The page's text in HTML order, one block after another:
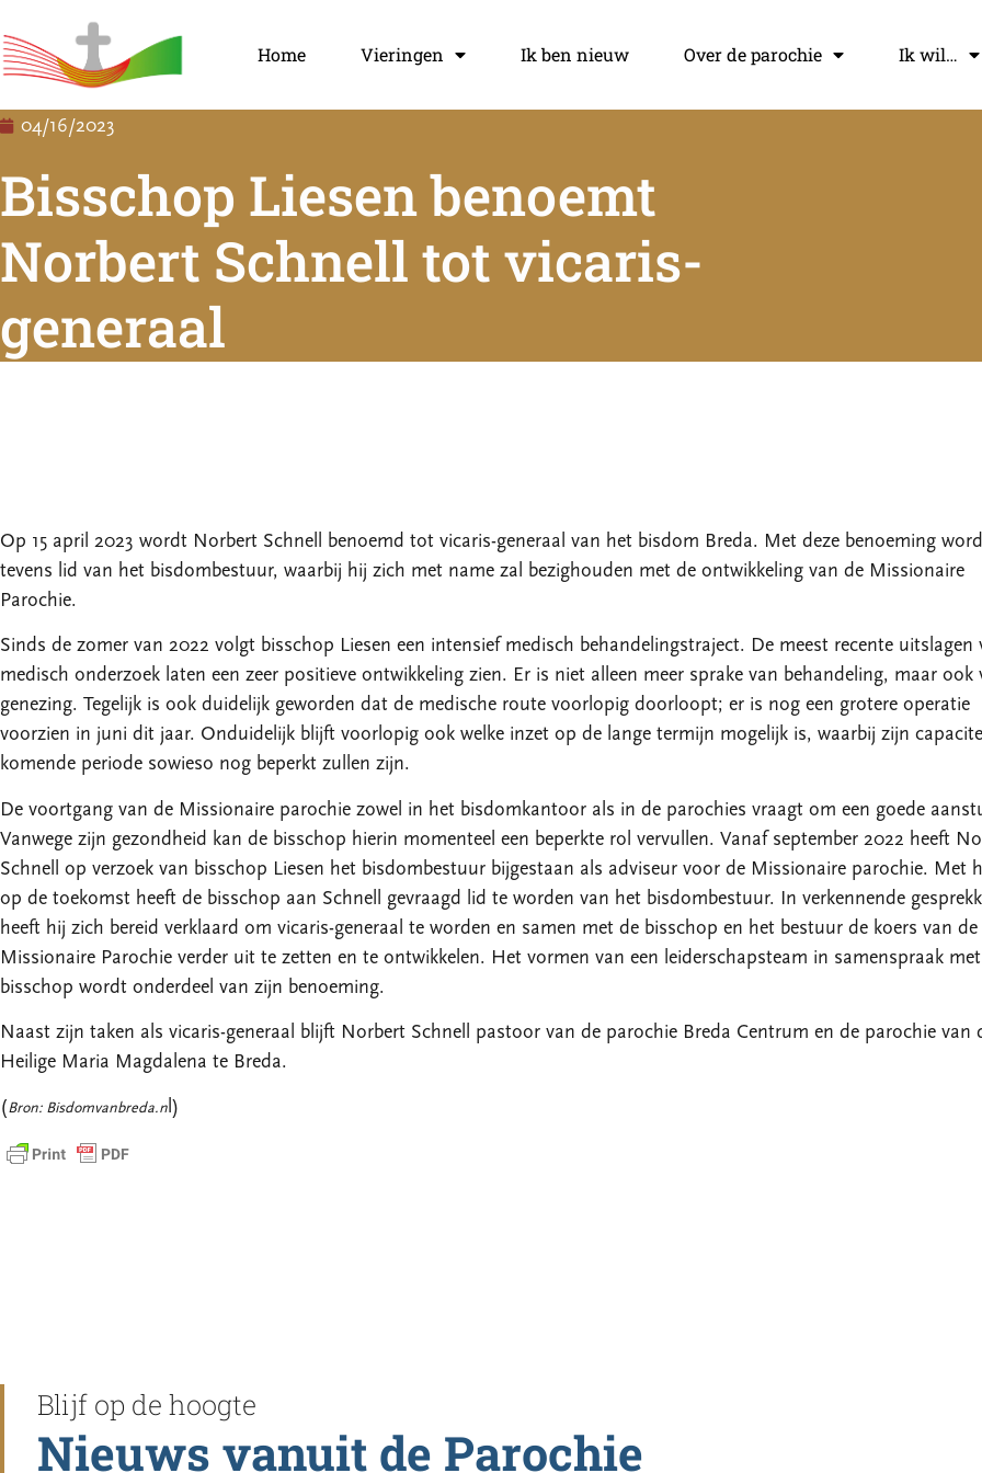
Home Vieringen Ik ben nieuw Over de parochie Ik wil…
04/16/2023
Bisschop Liesen benoemt
Norbert Schnell tot vicaris-
generaal
Op 15 april 2023 wordt Norbert Schnell benoemd tot vicaris-generaal van het bisdom Breda. Met deze benoeming
tevens lid van het bisdombestuur, waarbij hij zich met name zal bezighouden met de ontwikkeling van de Missionaire
Parochie.
Sinds de zomer van 2022 volgt bisschop Liesen een intensief medisch behandelingstraject. De meest recente uitslagen
medisch onderzoek laten een zeer positieve ontwikkeling zien. Er is niet alleen meer sprake van behandeling, maar ook
genezing. Tegelijk is ook duidelijk geworden dat de medische route voorlopig doorloopt; er is nog een grotere operatie
voorzien in juni dit jaar. Onduidelijk blijft voorlopig ook welke inzet op de lange termijn mogelijk is, waarbij zijn
komende periode sowieso nog beperkt zullen zijn.
De voortgang van de Missionaire parochie zowel in het bisdomkantoor als in de parochies vraagt om een goede
Vanwege zijn gezondheid kan de bisschop hierin momenteel een beperkte rol vervullen. Vanaf september 2022 heeft
Schnell op verzoek van bisschop Liesen het bisdombestuur bijgestaan als adviseur voor de Missionaire parochie. Met
op de toekomst heeft de bisschop aan Schnell gevraagd lid te worden van het bisdombestuur. In verkennende
heeft hij zich bereid verklaard om vicaris-generaal te worden en samen met de bisschop en het bestuur de koers van de
Missionaire Parochie verder uit te zetten en te ontwikkelen. Het vormen van een leiderschapsteam in samenspraak
bisschop wordt onderdeel van zijn benoeming.
Naast zijn taken als vicaris-generaal blijft Norbert Schnell pastoor van de parochie Breda Centrum en de parochie van
Heilige Maria Magdalena te Breda.
(Bron: Bisdomvanbreda.nl)
Blijf op de hoogte
Nieuws vanuit de Parochie